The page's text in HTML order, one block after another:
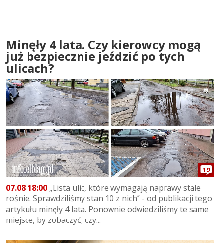
Minęły 4 lata. Czy kierowcy mogą
już bezpiecznie jeździć po tych
ulicach?
19
07.08 18:00 „Lista ulic, które wymagają naprawy stale
rośnie. Sprawdziliśmy stan 10 z nich” - od publikacji tego
artykułu minęły 4 lata. Ponownie odwiedziliśmy te same
miejsce, by zobaczyć, czy...